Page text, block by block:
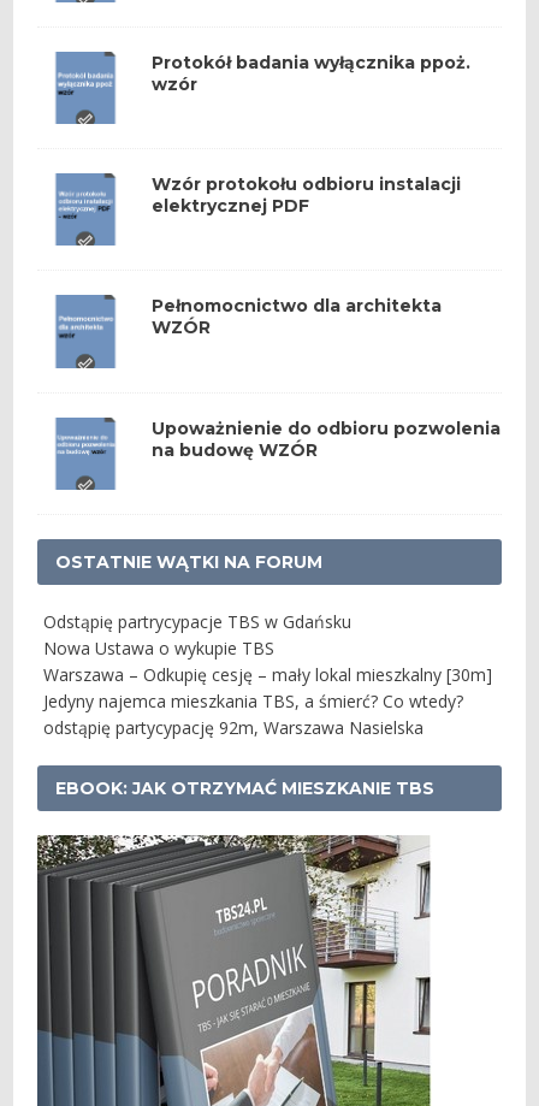
Protokół badania wyłącznika ppoż.
wzór
Wzór protokołu odbioru instalacji
elektrycznej PDF
Pełnomocnictwo dla architekta
WZÓR
Upoważnienie do odbioru pozwolenia
na budowę WZÓR
OSTATNIE WĄTKI NA FORUM
Odstąpię partrycypacje TBS w Gdańsku
Nowa Ustawa o wykupie TBS
Warszawa – Odkupię cesję – mały lokal mieszkalny [30m]
Jedyny najemca mieszkania TBS, a śmierć? Co wtedy?
odstąpię partycypację 92m, Warszawa Nasielska
EBOOK: JAK OTRZYMAĆ MIESZKANIE TBS